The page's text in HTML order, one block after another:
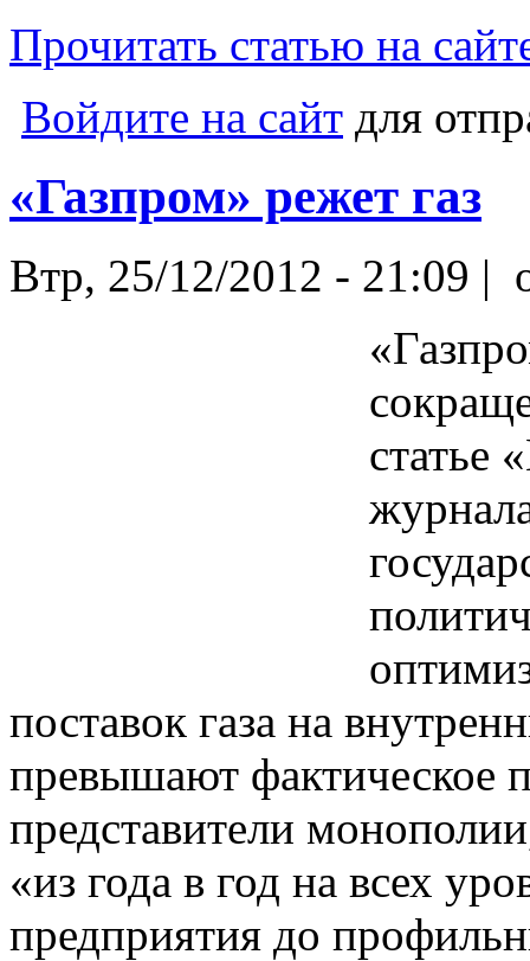
Прочитать статью на
Войдите на сайт для
«Газпром» режет газ
Втр, 25/12/2012 - 21:09 |
статье
поставок газа на
превышают фактическое
представители
«из года в год на всех
предприятия до